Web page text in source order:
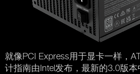
就像PCI Express用于显卡一样，
计指南由Intel发布，最新的3.0版